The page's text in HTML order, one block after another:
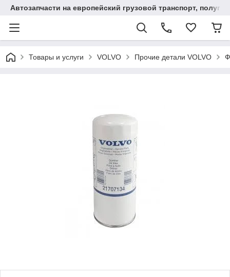
Автозапчасти на европейский грузовой транспорт,
Товары и услуги VOLVO Прочие детали VOLVO